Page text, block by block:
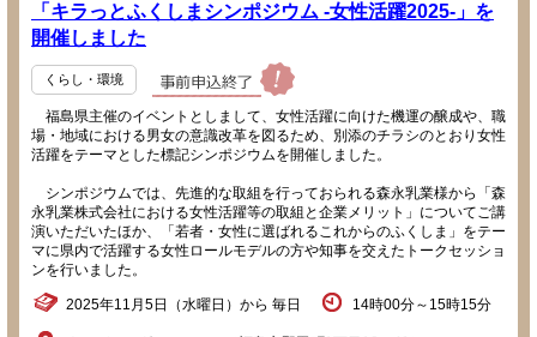
「キラっとふくしまシンポジウム -女性活躍2025-」を
開催しました
くらし・環境
福島県主催のイベントとしまして、女性活躍に向けた機運の醸成や、職
場・地域における男女の意識改革を図るため、別添のチラシのとおり女性
活躍をテーマとした標記シンポジウムを開催しました。
シンポジウムでは、先進的な取組を行っておられる森永乳業様から「森
永乳業株式会社における女性活躍等の取組と企業メリット」についてご講
演いただいたほか、「若者・女性に選ばれるこれからのふくしま」をテー
マに県内で活躍する女性ロールモデルの方や知事を交えたトークセッショ
ンを行いました。
2025年11月5日（水曜日）から 毎日 14時00分～15時15分